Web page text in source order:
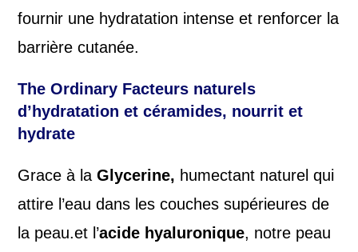
fournir une hydratation intense et renforcer la
barrière cutanée.
The Ordinary Facteurs naturels
d’hydratation et céramides, nourrit et
hydrate
Grace à laGlycerine, humectant naturel qui
attire l’eau dans les couches supérieures de
la peau.et l’acide hyaluronique, notre peau